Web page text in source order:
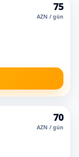
75
AZN / gün
70
AZN / gün